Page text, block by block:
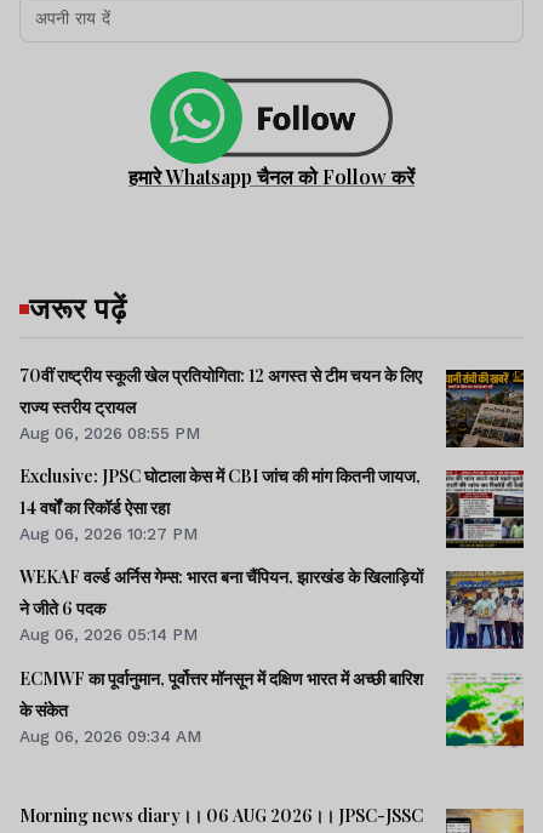
हमारे Whatsapp चैनल को Follow करें
जरूर पढ़ें
70वीं राष्ट्रीय स्कूली खेल प्रतियोगिता: 12 अगस्त से टीम चयन के लिए
राज्य स्तरीय ट्रायल
Aug 06, 2026 08:55 PM
Exclusive: JPSC घोटाला केस में CBI जांच की मांग कितनी जायज,
14 वर्षों का रिकॉर्ड ऐसा रहा
Aug 06, 2026 10:27 PM
WEKAF वर्ल्ड अर्निस गेम्स: भारत बना चैंपियन, झारखंड के खिलाड़ियों
ने जीते 6 पदक
Aug 06, 2026 05:14 PM
ECMWF का पूर्वानुमान, पूर्वोत्तर मॉनसून में दक्षिण भारत में अच्छी बारिश
के संकेत
Aug 06, 2026 09:34 AM
Morning news diary।। 06 AUG 2026।। JPSC-JSSC